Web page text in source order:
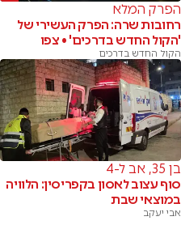
הפרק המלא
רחובות שרה: הפרק העשירי של
'הקול החדש בדרכים' • צפו
הקול החדש בדרכים
בן 35, אב ל-4
סוף עצוב לאסון בקפריסין: הלוויה
במוצאי שבת
אבי יעקב